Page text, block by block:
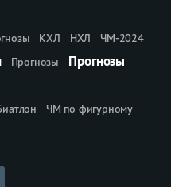
КХЛ НХЛ ЧМ-2024
Прогнозы
Прогнозы
ЧМ по фигурному